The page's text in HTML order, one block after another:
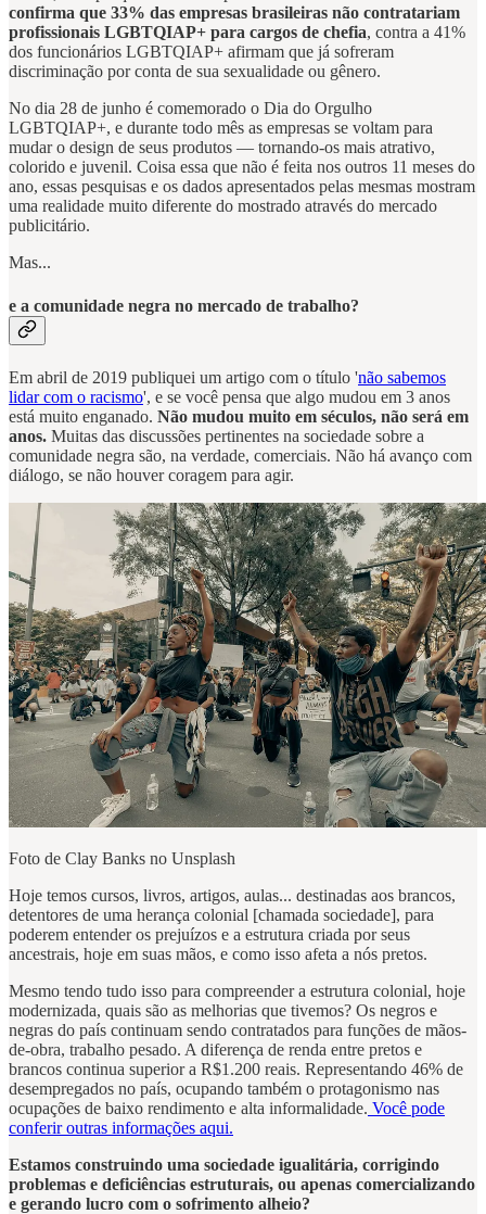
confirma que 33% das empresas brasileiras não contratariam
profissionais LGBTQIAP+ para cargos de chefia, contra a 41%
dos funcionários LGBTQIAP+ afirmam que já sofreram
discriminação por conta de sua sexualidade ou gênero.
No dia 28 de junho é comemorado o Dia do Orgulho
LGBTQIAP+, e durante todo mês as empresas se voltam para
mudar o design de seus produtos — tornando-os mais atrativo,
colorido e juvenil. Coisa essa que não é feita nos outros 11 meses do
ano, essas pesquisas e os dados apresentados pelas mesmas mostram
uma realidade muito diferente do mostrado através do mercado
publicitário.
Mas...
e a comunidade negra no mercado de trabalho?
Em abril de 2019 publiquei um artigo com o título 'não sabemos
lidar com o racismo', e se você pensa que algo mudou em 3 anos
está muito enganado. Não mudou muito em séculos, não será em
anos. Muitas das discussões pertinentes na sociedade sobre a
comunidade negra são, na verdade, comerciais. Não há avanço com
diálogo, se não houver coragem para agir.
Foto de Clay Banks no Unsplash
Hoje temos cursos, livros, artigos, aulas... destinadas aos brancos,
detentores de uma herança colonial [chamada sociedade], para
poderem entender os prejuízos e a estrutura criada por seus
ancestrais, hoje em suas mãos, e como isso afeta a nós pretos.
Mesmo tendo tudo isso para compreender a estrutura colonial, hoje
modernizada, quais são as melhorias que tivemos? Os negros e
negras do país continuam sendo contratados para funções de mãos-
de-obra, trabalho pesado. A diferença de renda entre pretos e
brancos continua superior a R$1.200 reais. Representando 46% de
desempregados no país, ocupando também o protagonismo nas
ocupações de baixo rendimento e alta informalidade. Você pode
conferir outras informações aqui.
Estamos construindo uma sociedade igualitária, corrigindo
problemas e deficiências estruturais, ou apenas comercializando
e gerando lucro com o sofrimento alheio?